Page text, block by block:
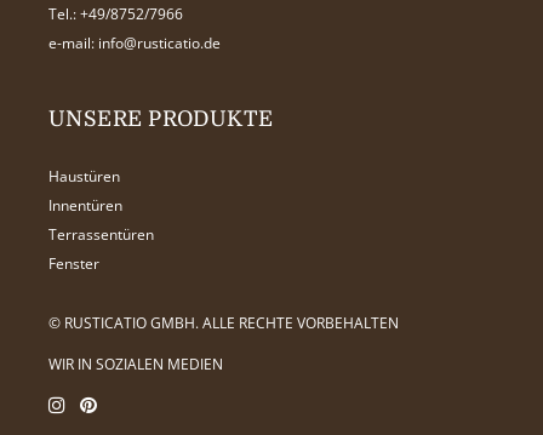
Tel.: +49/8752/7966
e-mail: info@rusticatio.de
UNSERE PRODUKTE
Haustüren
Innentüren
Terrassentüren
Fenster
© RUSTICATIO GMBH. ALLE RECHTE VORBEHALTEN
WIR IN SOZIALEN MEDIEN